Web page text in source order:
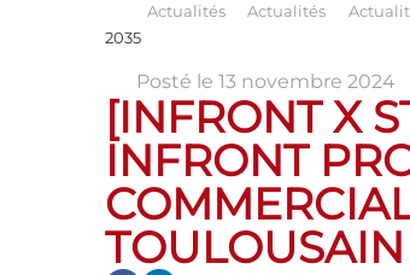
Actualités Actualités
2035
Posté le 13 novembre 2024
[INFRONT X
INFRONT